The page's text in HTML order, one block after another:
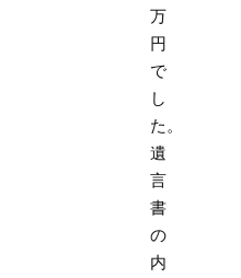
万
円
で
し
た。
遺
言
書
の
内